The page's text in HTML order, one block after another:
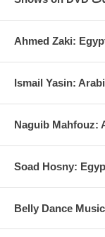
Belly Dance